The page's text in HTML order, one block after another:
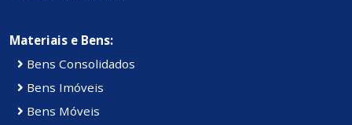
Materiais e Bens:
Bens Consolidados
Bens Imóveis
Bens Móveis